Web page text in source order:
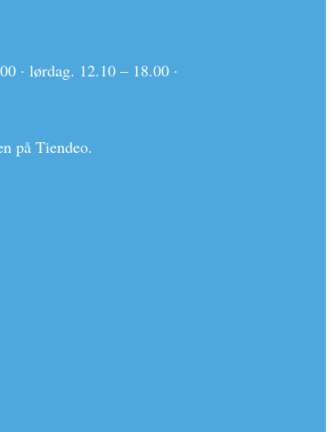
· lørdag. 12.10 – 18.00 ·
på Tiendeo.